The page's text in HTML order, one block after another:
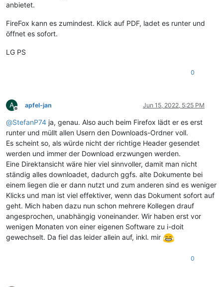
anbietet.
FireFox kann es zumindest. Klick auf PDF, ladet es runter und
öffnet es sofort.
LG PS
0
A
Offline
apfel-jan Jun 15, 2022, 5:25 PM
@StefanP74 ja, genau. Also auch beim Firefox lädt er es erst
runter und müllt allen Usern den Downloads-Ordner voll.
Es scheint so, als würde nicht der richtige Header gesendet
werden und immer der Download erzwungen werden.
Eine Direktansicht wäre hier viel sinnvoller, damit man nicht
ständig alles downloadet, dadurch ggfs. alte Dokumente bei
einem liegen die er dann nutzt und zum anderen sind es weniger
Klicks und man ist viel effektiver, wenn das Dokument sofort auf
geht. Mich haben dazu nun schon mehrere Kollegen drauf
angesprochen, unabhängig voneinander. Wir haben erst vor
wenigen Monaten von einer eigenen Software zu i-doit
gewechselt. Da fiel das leider allein auf, inkl. mir
0